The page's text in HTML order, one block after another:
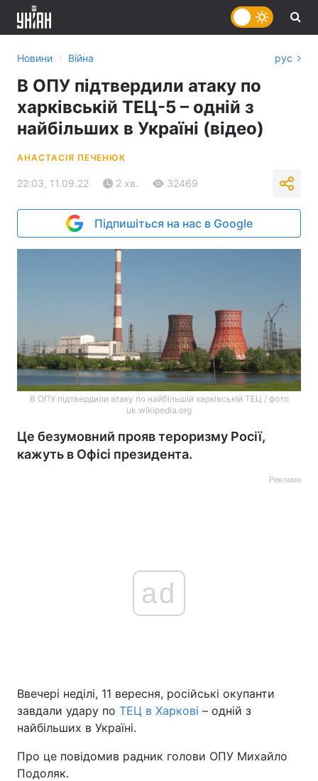
Головна Війна
Україна
Економіка Світ
Новини › Війна рус
В ОПУ підтвердили атаку по
харківській ТЕЦ-5 – одній з
найбільших в Україні (відео)
АНАСТАСІЯ ПЕЧЕНЮК
22:03, 11.09.22 2 хв. 32469
Підпишіться на нас в Google
В ОПУ підтвердили атаку по найбільшій харківській ТЕЦ / фото
uk.wikipedia.org
Це безумовний прояв тероризму Росії,
кажуть в Офісі президента.
Реклама
ad
Ввечері неділі, 11 вересня, російські окупанти
завдали удару по ТЕЦ в Харкові – одній з
найбільших в Україні.
Про це повідомив радник голови ОПУ Михайло
Подоляк.